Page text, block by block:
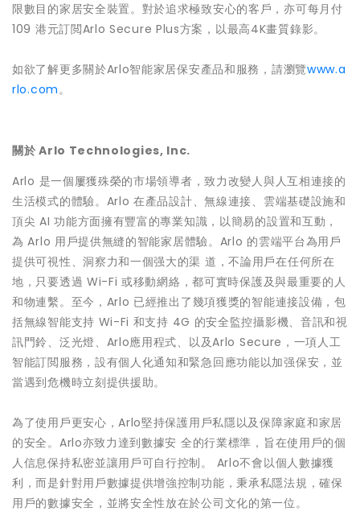
限數目的家居安全裝置。對於追求極致安心的客戶，亦可每月付
109 港元訂閲Arlo Secure Plus方案，以最高4K畫質錄影。
如欲了解更多關於Arlo智能家居保安產品和服務，請瀏覽www.a
rlo.com。
關於 Arlo Technologies, Inc.
Arlo 是一個屢獲殊榮的市場領導者，致力改變人與人互相連接的
生活模式的體驗。Arlo 在產品設計、無線連接、雲端基礎設施和
頂尖 AI 功能方面擁有豐富的專業知識，以簡易的設置和互動，
為 Arlo 用戶提供無縫的智能家居體驗。Arlo 的雲端平台為用戶
提供可視性、洞察力和一個强大的渠 道，不論用戶在任何所在
地，只要透過 Wi-Fi 或移動網絡，都可實時保護及與最重要的人
和物連繫。至今，Arlo 已經推出了幾項獲獎的智能連接設備，包
括無線智能支持 Wi-Fi 和支持 4G 的安全監控攝影機、音訊和視
訊門鈴、泛光燈、Arlo應用程式、以及Arlo Secure，一項人工
智能訂閲服務，設有個人化通知和緊急回應功能以加强保安，並
當遇到危機時立刻提供援助。
為了使用戶更安心，Arlo堅持保護用戶私隱以及保障家庭和家居
的安全。Arlo亦致力達到數據安 全的行業標準，旨在使用戶的個
人信息保持私密並讓用戶可自行控制。 Arlo不會以個人數據獲
利，而是針對用戶數據提供增強控制功能，秉承私隱法規，確保
用戶的數據安全，並將安全性放在於公司文化的第一位。